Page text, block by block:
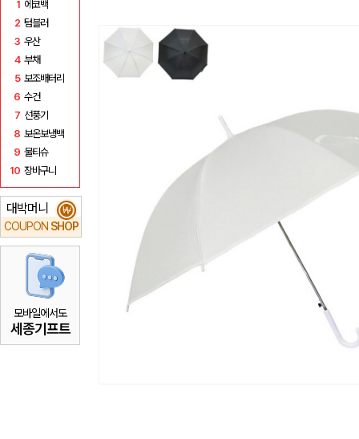
1 에코백
2 텀블러
3 우산
4 부채
5 보조배터리
6 수건
7 선풍기
8 보온보냉백
9 물티슈
10 장바구니
대박머니
COUPON SHOP
₩
모바일에서도
세종기프트